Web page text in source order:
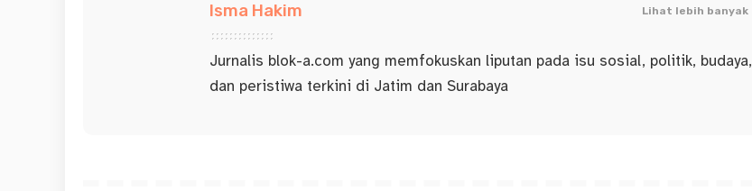
Isma Hakim Lihat lebih banyak
Jurnalis blok-a.com yang memfokuskan liputan pada isu sosial, politik, budaya,
dan peristiwa terkini di Jatim dan Surabaya